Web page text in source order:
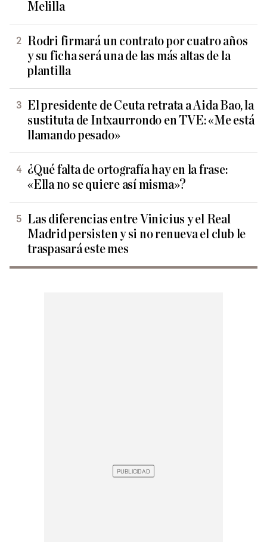
Melilla
Rodri firmará un contrato por cuatro años
y su ficha será una de las más altas de la
plantilla
El presidente de Ceuta retrata a Aida Bao, la
sustituta de Intxaurrondo en TVE: «Me está
llamando pesado»
¿Qué falta de ortografía hay en la frase:
«Ella no se quiere así misma»?
Las diferencias entre Vinicius y el Real
Madrid persisten y si no renueva el club le
traspasará este mes